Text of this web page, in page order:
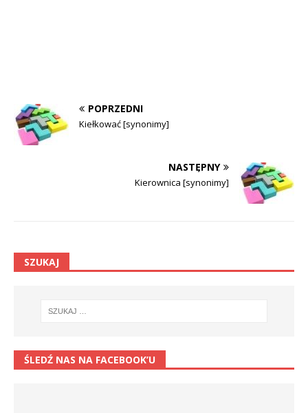
POPRZEDNI
Kiełkować [synonimy]
NASTĘPNY
Kierownica [synonimy]
SZUKAJ
ŚLEDŹ NAS NA FACEBOOK’U